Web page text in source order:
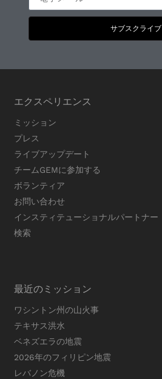
サブスクライブ
エクスペリエンス
ミッション
プレス
ライブアップデート
チームGEMに参加する
ボランティア
お問い合わせ
インスティテューショナルパートナー
検索
最近のミッション
ワシントン州の山火事
テキサス洪水
ベネズエラの地震
2026年のフィリピン地震
レバノン危機